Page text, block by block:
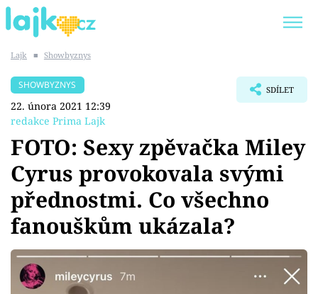
SHOPAHOLICADEL
Témata
Showbyznys
Youtubeři
Virály
Lajk ■ Showbyznys
SHOWBYZNYS
22. února 2021 12:39
redakce Prima Lajk
SDÍLET
FOTO: Sexy zpěvačka Miley
Cyrus provokovala svými
přednostmi. Co všechno
fanouškům ukázala?